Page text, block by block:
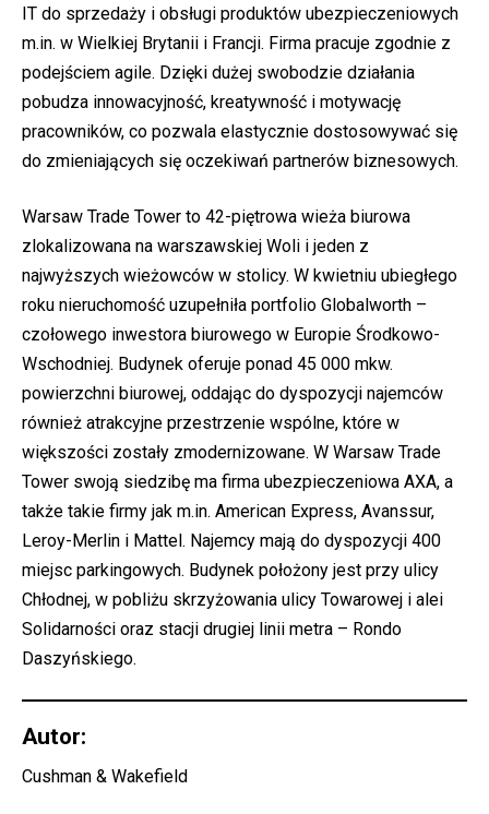
IT do sprzedaży i obsługi produktów ubezpieczeniowych
m.in. w Wielkiej Brytanii i Francji. Firma pracuje zgodnie z
podejściem agile. Dzięki dużej swobodzie działania
pobudza innowacyjność, kreatywność i motywację
pracowników, co pozwala elastycznie dostosowywać się
do zmieniających się oczekiwań partnerów biznesowych.
Warsaw Trade Tower to 42-piętrowa wieża biurowa
zlokalizowana na warszawskiej Woli i jeden z
najwyższych wieżowców w stolicy. W kwietniu ubiegłego
roku nieruchomość uzupełniła portfolio Globalworth –
czołowego inwestora biurowego w Europie Środkowo-
Wschodniej. Budynek oferuje ponad 45 000 mkw.
powierzchni biurowej, oddając do dyspozycji najemców
również atrakcyjne przestrzenie wspólne, które w
większości zostały zmodernizowane. W Warsaw Trade
Tower swoją siedzibę ma firma ubezpieczeniowa AXA, a
także takie firmy jak m.in. American Express, Avanssur,
Leroy-Merlin i Mattel. Najemcy mają do dyspozycji 400
miejsc parkingowych. Budynek położony jest przy ulicy
Chłodnej, w pobliżu skrzyżowania ulicy Towarowej i alei
Solidarności oraz stacji drugiej linii metra – Rondo
Daszyńskiego.
Autor:
Cushman & Wakefield